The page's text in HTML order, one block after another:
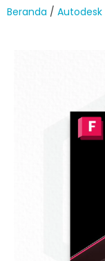
Beranda / Autodesk